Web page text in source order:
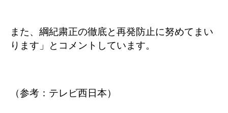
また、綱紀粛正の徹底と再発防止に努めてまい
ります」とコメントしています。
（参考：テレビ西日本）